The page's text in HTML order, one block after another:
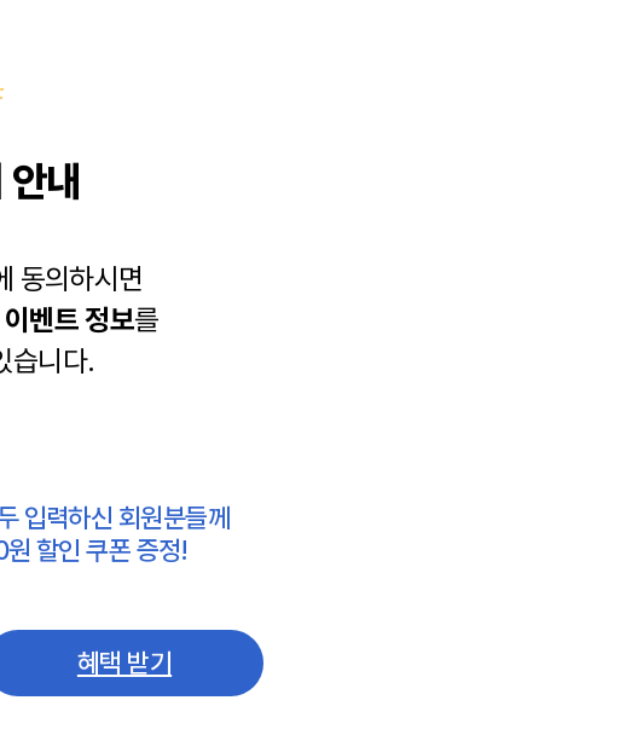
내
동의하시면
이벤트 정보를
습니다.
입력하신 회원분들께
할인 쿠폰 증정!
혜택 받기